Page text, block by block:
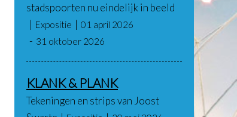
stadspoorten nu eindelijk in beeld
Expositie
01 april 2026
31 oktober 2026
KLANK & PLANK
Tekeningen en strips van Joost